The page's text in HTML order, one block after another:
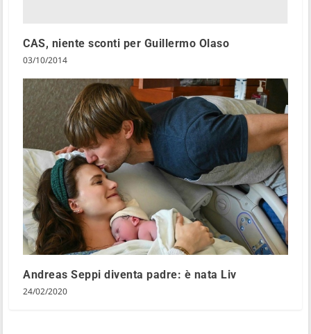
CAS, niente sconti per Guillermo Olaso
03/10/2014
Andreas Seppi diventa padre: è nata Liv
24/02/2020